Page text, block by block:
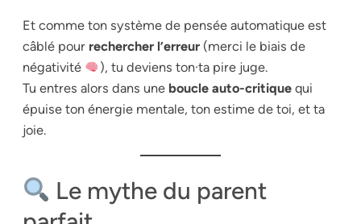
Et comme ton système de pensée automatique est
câblé pour rechercher l’erreur (merci le biais de
négativité
), tu deviens ton·ta pire juge.
Tu entres alors dans une boucle auto-critique qui
épuise ton énergie mentale, ton estime de toi, et ta
joie.
Le mythe du parent